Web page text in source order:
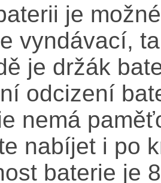
je
vyndávací,
je držák
odcizení
nemá
nabíjet i po
baterie je